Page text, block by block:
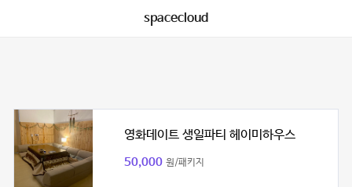
spacecloud
영화데이트 생일파티 헤이미하우스
50,000 원/패키지